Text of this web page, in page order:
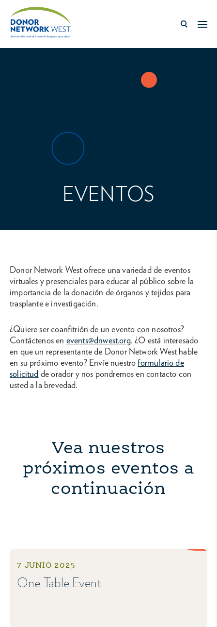
EVENTOS
Donor Network West ofrece una variedad de eventos
virtuales y presenciales para educar al público sobre la
importancia de la donación de órganos y tejidos para
trasplante e investigación.
¿Quiere ser coanfitrión de un evento con nosotros?
Contáctenos en events@dnwest.org. ¿O está interesado
en que un representante de Donor Network West hable
en su próximo evento? Envíe nuestroformulario de
solicitud de orador y nos pondremos en contacto con
usted a la brevedad.
Vea nuestros
próximos eventos a
continuación
7 JUNIO 2025
One Table Event